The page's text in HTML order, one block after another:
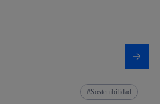
Sostenibilidad